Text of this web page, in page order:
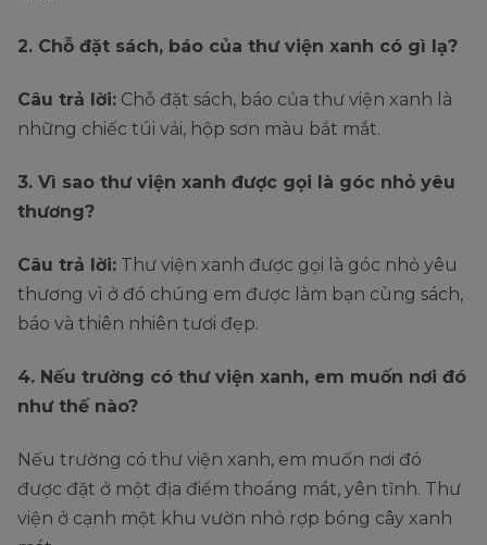
2. Chỗ đặt sách, báo của thư viện xanh có gì lạ?
Câu trả lời: Chỗ đặt sách, báo của thư viện xanh là
những chiếc túi vải, hộp sơn màu bắt mắt.
3. Vì sao thư viện xanh được gọi là góc nhỏ yêu
thương?
Câu trả lời: Thư viện xanh được gọi là góc nhỏ yêu
thương vì ở đó chúng em được làm bạn cùng sách,
báo và thiên nhiên tươi đẹp.
4. Nếu trường có thư viện xanh, em muốn nơi đó
như thế nào?
Nếu trường có thư viện xanh, em muốn nơi đó
được đặt ở một địa điểm thoáng mát, yên tĩnh. Thư
viện ở cạnh một khu vườn nhỏ rợp bóng cây xanh